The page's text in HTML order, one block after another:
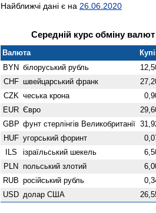
Найближчі дані є на 26.06.2020
Середній курс обміну валют
Валюта
BYN білоруський рубль
CHF швейцарський франк
CZK чеська крона
EUR Євро
GBP фунт стерлінгів Велико­британії
HUF угорський форинт
ILS ізраїльський шекель
PLN польський злотий
RUB російський рубль
USD долар США